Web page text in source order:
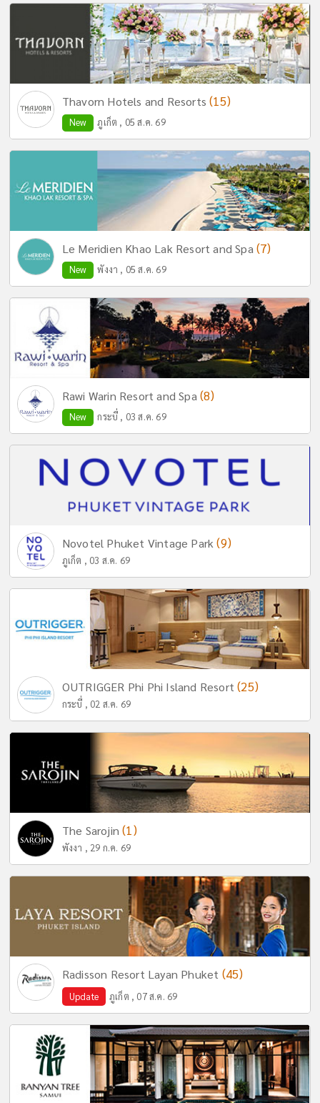
Thavorn Hotels and Resorts(15)
New ภูเก็ต , 05 ส.ค. 69
Le Meridien Khao Lak Resort and Spa (7)
New พังงา , 05 ส.ค. 69
Rawi Warin Resort and Spa (8)
New กระบี่ , 03 ส.ค. 69
Novotel Phuket Vintage Park(9)
ภูเก็ต , 03 ส.ค. 69
OUTRIGGER Phi Phi Island Resort(25)
กระบี่ , 02 ส.ค. 69
The Sarojin(1)
พังงา , 29 ก.ค. 69
Radisson Resort Layan Phuket (45)
Update ภูเก็ต , 07 ส.ค. 69